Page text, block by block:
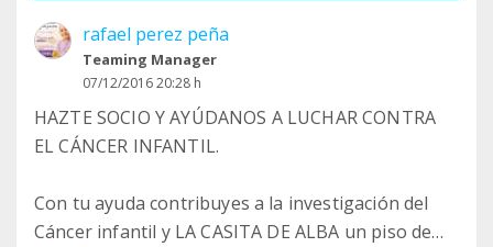
rafael perez peña
Teaming Manager
07/12/2016 20:28 h
HAZTE SOCIO Y AYÚDANOS A LUCHAR CONTRA
EL CÁNCER INFANTIL.
Con tu ayuda contribuyes a la investigación del
Cáncer infantil y LA CASITA DE ALBA un piso de